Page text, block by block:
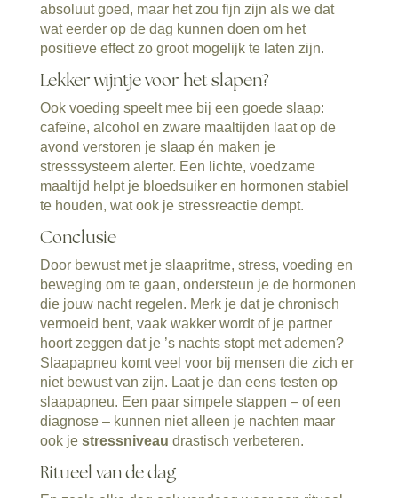
absoluut goed, maar het zou fijn zijn als we dat
wat eerder op de dag kunnen doen om het
positieve effect zo groot mogelijk te laten zijn.
Lekker wijntje voor het slapen?
Ook voeding speelt mee bij een goede slaap:
cafeïne, alcohol en zware maaltijden laat op de
avond verstoren je slaap én maken je
stresssysteem alerter. Een lichte, voedzame
maaltijd helpt je bloedsuiker en hormonen stabiel
te houden, wat ook je stressreactie dempt.
Conclusie
Door bewust met je slaapritme, stress, voeding en
beweging om te gaan, ondersteun je de hormonen
die jouw nacht regelen. Merk je dat je chronisch
vermoeid bent, vaak wakker wordt of je partner
hoort zeggen dat je ’s nachts stopt met ademen?
Slaapapneu komt veel voor bij mensen die zich er
niet bewust van zijn. Laat je dan eens testen op
slaapapneu. Een paar simpele stappen – of een
diagnose – kunnen niet alleen je nachten maar
ook je stressniveau drastisch verbeteren.
Ritueel van de dag